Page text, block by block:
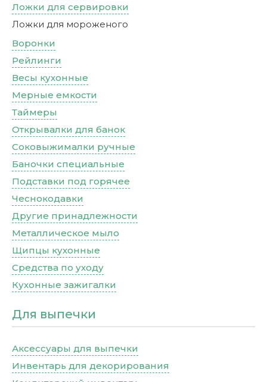
Ложки для сервировки
Ложки для мороженого
Воронки
Рейлинги
Весы кухонные
Мерные емкости
Таймеры
Открывалки для банок
Соковыжималки ручные
Баночки специальные
Подставки под горячее
Чеснокодавки
Другие принадлежности
Металлическое мыло
Щипцы кухонные
Средства по уходу
Кухонные зажигалки
Для выпечки
Аксессуары для выпечки
Инвентарь для декорирования